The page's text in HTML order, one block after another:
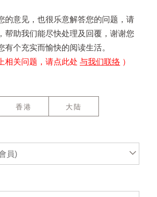
的意见，也很乐意解答您的问题，请
帮助我们能尽快处理及回覆，谢谢您
有个充实而愉快的阅读生活。
相关问题，请点此处 与我们联络 ）
香港 大陆
員)